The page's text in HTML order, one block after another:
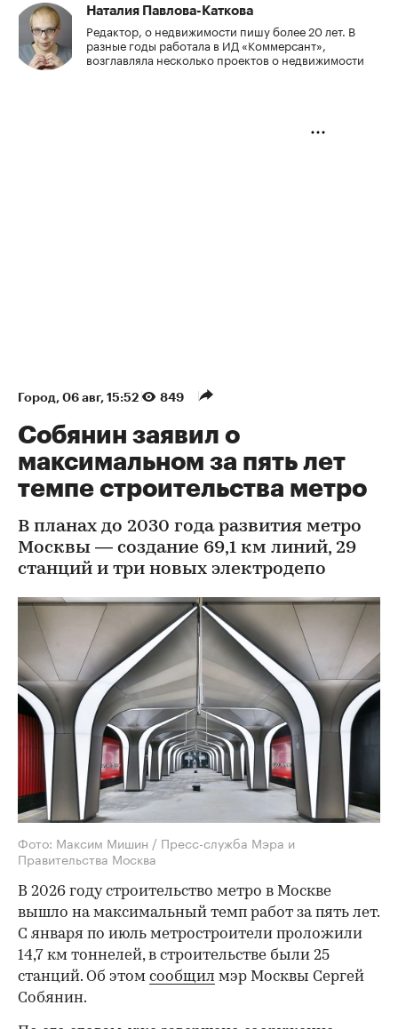
Наталия Павлова-Каткова
Редактор, о недвижимости пишу более 20 лет. В
разные годы работала в ИД «Коммерсант»,
возглавляла несколько проектов о недвижимости
Город 06 авг, 15:52 849
Собянин заявил о
максимальном за пять лет
темпе строительства метро
В планах до 2030 года развития метро
Москвы — создание 69,1 км линий, 29
станций и три новых электродепо
Фото: Максим Мишин / Пресс-служба Мэра и
Правительства Москва
В 2026 году строительство метро в Москве
вышло на максимальный темп работ за пять лет.
С января по июль метростроители проложили
14,7 км тоннелей, в строительстве были 25
станций. Об этом сообщил мэр Москвы Сергей
Собянин.